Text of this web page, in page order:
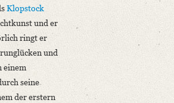
Klopstock
und er
ringt er
und
einem
seine
der erstern